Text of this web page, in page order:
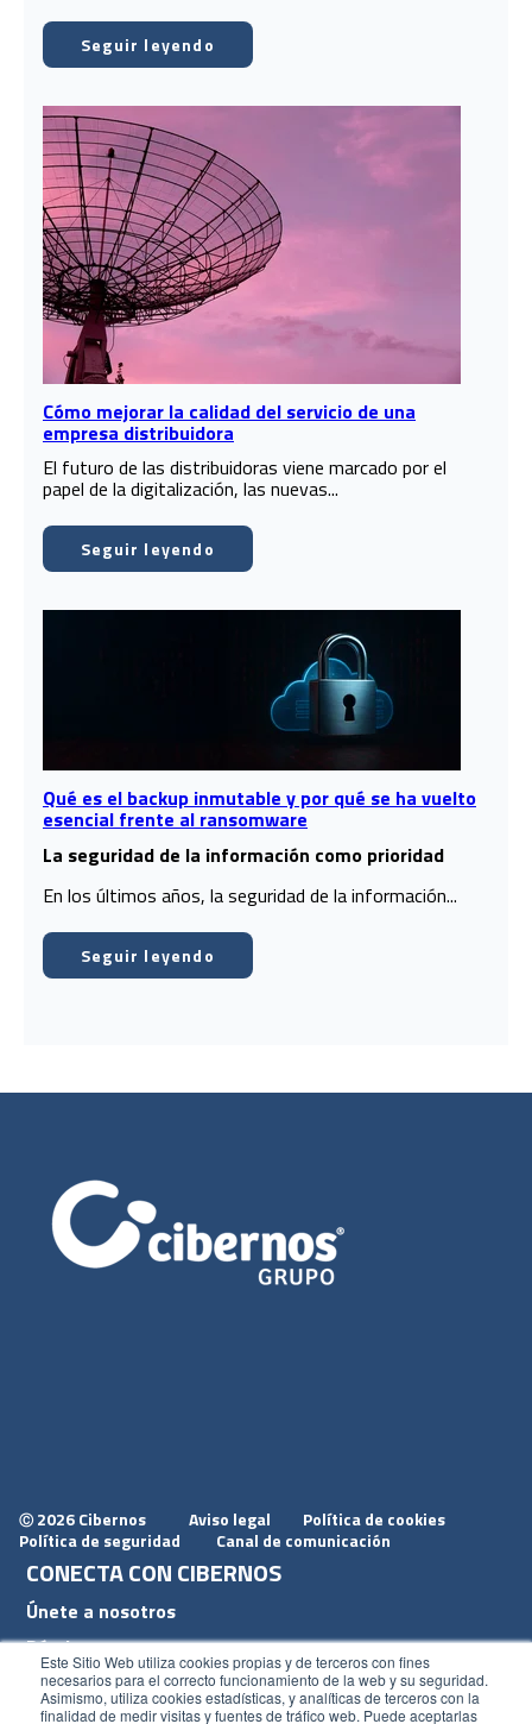
Este Sitio Web utiliza cookies propias y de terceros con fines
necesarios para el correcto funcionamiento de la web y su seguridad.
Asimismo, utiliza cookies estadísticas, y analíticas de terceros con la
finalidad de medir visitas y fuentes de tráfico web. Puede aceptarlas
Seguir leyendo
Cómo mejorar la calidad del servicio de una
empresa distribuidora
El futuro de las distribuidoras viene marcado por el
papel de la digitalización, las nuevas...
Seguir leyendo
Qué es el backup inmutable y por qué se ha vuelto
esencial frente al ransomware
La seguridad de la información como prioridad
En los últimos años, laseguridad de la información...
Seguir leyendo
Ⓒ 2026 Cibernos Aviso legal
Política de cookies
Política de seguridad
Canal de comunicación
CONECTA CON CIBERNOS
Únete a nosotros
Dónde estamos
Conoce nuestro blog